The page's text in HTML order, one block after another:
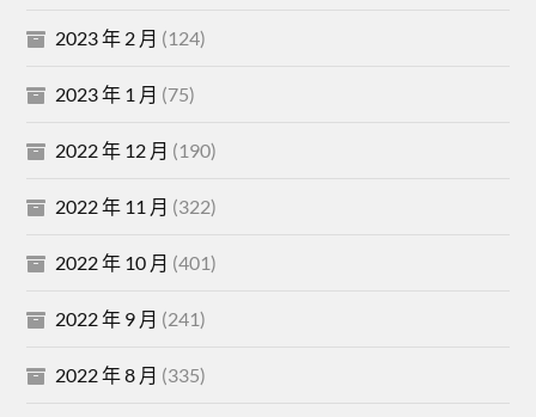
2023 年 2 月 (124)
2023 年 1 月 (75)
2022 年 12 月 (190)
2022 年 11 月 (322)
2022 年 10 月 (401)
2022 年 9 月 (241)
2022 年 8 月 (335)